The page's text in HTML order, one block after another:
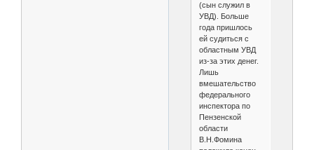
(сын служил в
УВД). Больше
года пришлось
ей судиться с
областным УВД
из-за этих денег.
Лишь
вмешательство
федерального
инспектора по
Пензенской
области
В.Н.Фомина